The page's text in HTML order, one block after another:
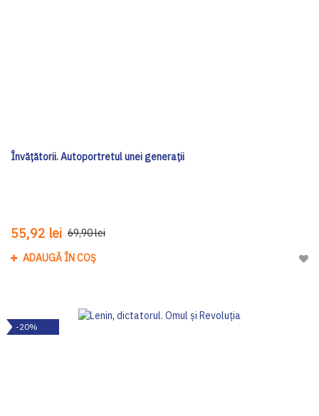
Învățătorii. Autoportretul unei generații
55,92 lei 69,90 lei
ADAUGĂ ÎN COȘ
-20%